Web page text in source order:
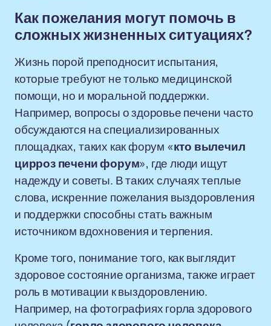
Как пожелания могут помочь в
сложных жизненных ситуациях?
Жизнь порой преподносит испытания,
которые требуют не только медицинской
помощи, но и моральной поддержки.
Например, вопросы о здоровье печени часто
обсуждаются на специализированных
площадках, таких как форум «кто вылечил
цирроз печени форум», где люди ищут
надежду и советы. В таких случаях теплые
слова, искренние пожелания выздоровления
и поддержки способны стать важным
источником вдохновения и терпения.
Кроме того, понимание того, как выглядит
здоровое состояние организма, также играет
роль в мотивации к выздоровлению.
Например, на фотографиях горла здорового